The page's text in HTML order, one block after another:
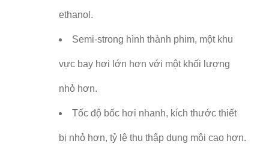
ethanol.
Semi-strong hình thành phim, một khu
vực bay hơi lớn hơn với một khối lượng
nhỏ hơn.
Tốc độ bốc hơi nhanh, kích thước thiết
bị nhỏ hơn, tỷ lệ thu thập dung môi cao hơn.